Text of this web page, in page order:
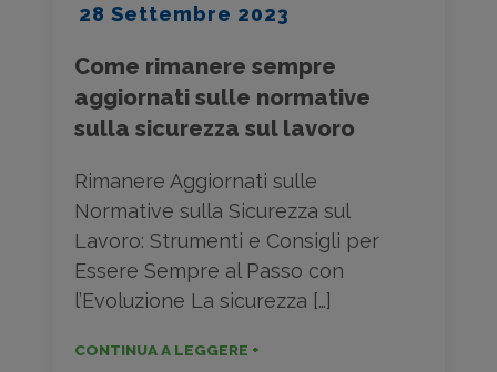
28 Settembre 2023
Come rimanere sempre
aggiornati sulle normative
sulla sicurezza sul lavoro
Rimanere Aggiornati sulle
Normative sulla Sicurezza sul
Lavoro: Strumenti e Consigli per
Essere Sempre al Passo con
l’Evoluzione La sicurezza […]
CONTINUA A LEGGERE +